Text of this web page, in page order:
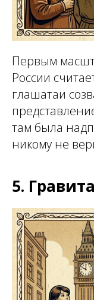
Первым
России
глашатаи
там была
никому не
5.